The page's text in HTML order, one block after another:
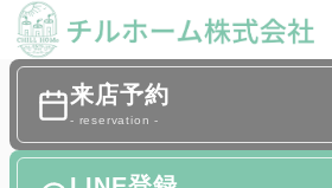
来店予約
- reservation -